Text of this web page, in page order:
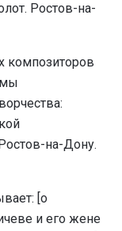
Ростов-на-
композиторов
на-Дону.
[о
и его жене